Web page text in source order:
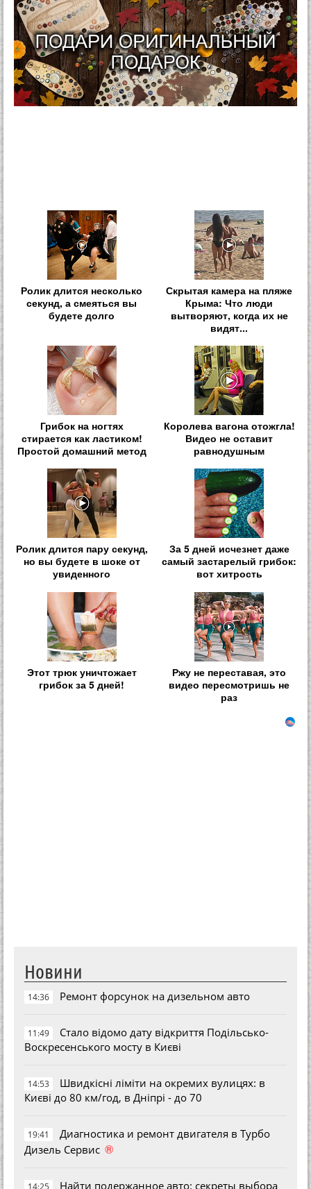
Ролик длится несколько
секунд, а смеяться вы
будете долго
Скрытая камера на пляже
Крыма: Что люди
вытворяют, когда их не
видят...
Грибок на ногтях
стирается как ластиком!
Простой домашний метод
Королева вагона отожгла!
Видео не оставит
равнодушным
Ролик длится пару секунд,
но вы будете в шоке от
увиденного
За 5 дней исчезнет даже
самый застарелый грибок:
вот хитрость
Этот трюк уничтожает
грибок за 5 дней!
Ржу не переставая, это
видео пересмотришь не
раз
Новини
14:36 Ремонт форсунок на дизельном авто
11:49
Стало відомо дату відкриття Подільсько-
Воскресенського мосту в Києві
14:53
Швидкісні ліміти на окремих вулицях: в
Києві до 80 км/год, в Дніпрі - до 70
19:41
Диагностика и ремонт двигателя в Турбо
Дизель Сервис ®
14:25
Найти подержанное авто: секреты выбора